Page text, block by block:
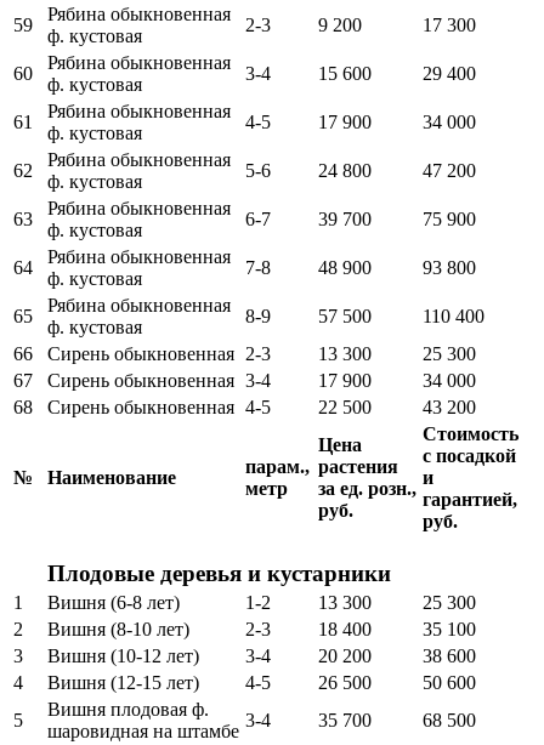
59
Рябина обыкновенная
ф. кустовая
2-3 9 200 17 300
60
Рябина обыкновенная
ф. кустовая
3-4 15 600 29 400
61
Рябина обыкновенная
ф. кустовая
4-5 17 900 34 000
62
Рябина обыкновенная
ф. кустовая
5-6 24 800 47 200
63
Рябина обыкновенная
ф. кустовая
6-7 39 700 75 900
64
Рябина обыкновенная
ф. кустовая
7-8 48 900 93 800
65
Рябина обыкновенная
ф. кустовая
8-9 57 500
110 400
66
Сирень обыкновенная 2-3 13 300
25 300
67
Сирень обыкновенная 3-4 17 900
34 000
68
Сирень обыкновенная 4-5 22 500 43 200
№ Наименование
парам.,
метр
Цена
растения
за ед. розн.,
руб.
Стоимость
с посадкой
и
гарантией,
руб.
Плодовые деревья и кустарники
1 Вишня (6-8 лет) 1-2 13 300
25 300
2
Вишня (8-10 лет) 2-3 18 400
35 100
3
Вишня (10-12 лет) 3-4 20 200
38 600
4
Вишня (12-15 лет) 4-5 26 500
50 600
5
Вишня плодовая ф.
шаровидная на штамбе
3-4 35 700 68 500